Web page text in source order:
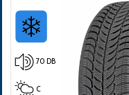
70 DB
C